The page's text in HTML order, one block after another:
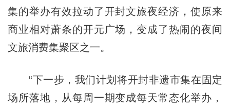
集的举办有效拉动了开封文旅夜经济，使原来
商业相对萧条的开元广场，变成了热闹的夜间
文旅消费集聚区之一。
“下一步，我们计划将开封非遗市集在固定
场所落地，从每周一期变成每天常态化举办，